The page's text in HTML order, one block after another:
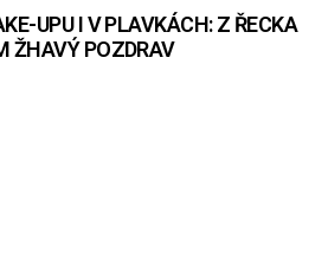
UPU I V PLAVKÁCH: Z ŘECKA
ŽHAVÝ POZDRAV